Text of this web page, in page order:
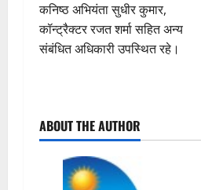
कनिष्ठ अभियंता सुधीर कुमार,
कॉन्ट्रैक्टर रजत शर्मा सहित अन्य
संबंधित अधिकारी उपस्थित रहे।
o
ABOUT THE AUTHOR